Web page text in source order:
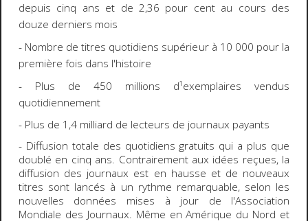
depuis cinq ans et de 2,36 pour cent au cours des
douze derniers mois
- Nombre de titres quotidiens supérieur à 10 000 pour la
première fois dans l'histoire
- Plus de 450 millions d¹exemplaires vendus
quotidiennement
- Plus de 1,4 milliard de lecteurs de journaux payants
- Diffusion totale des quotidiens gratuits qui a plus que
doublé en cinq ans. Contrairement aux idées reçues, la
diffusion des journaux est en hausse et de nouveaux
titres sont lancés à un rythme remarquable, selon les
nouvelles données mises à jour de l'Association
Mondiale des Journaux. Même en Amérique du Nord et